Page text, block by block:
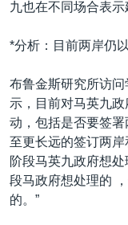
关注西藏
九也在不同场合表示
*分析：目前两岸仍
布鲁金斯研究所访
示，目前对马英九
动，包括是否要签
至更长远的签订两
阶段马英九政府想
段马政府想处理的
的。”